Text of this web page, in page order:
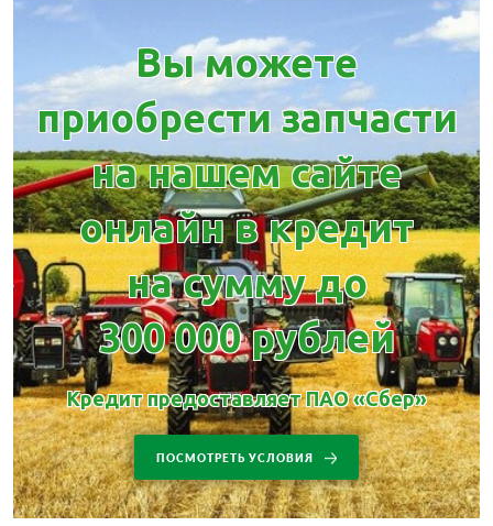
Вы можете
приобрести запчасти
на нашем сайте
онлайн в кредит
на сумму до
300 000 рублей
Кредит предоставляет ПАО «Сбер»
ПОСМОТРЕТЬ УСЛОВИЯ